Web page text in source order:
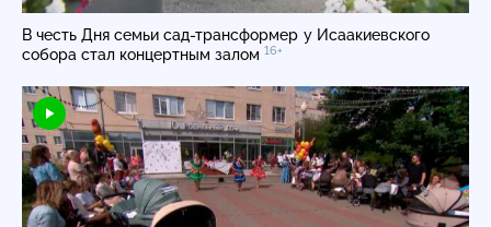
В честь Дня семьи сад-трансформер у Исаакиевского
собора стал концертным залом 16+